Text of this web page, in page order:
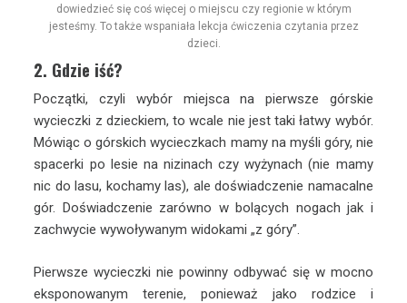
dowiedzieć się coś więcej o miejscu czy regionie w którym
jesteśmy. To także wspaniała lekcja ćwiczenia czytania przez
dzieci.
2. Gdzie iść?
Początki, czyli wybór miejsca na pierwsze górskie
wycieczki z dzieckiem, to wcale nie jest taki łatwy wybór.
Mówiąc o górskich wycieczkach mamy na myśli góry, nie
spacerki po lesie na nizinach czy wyżynach (nie mamy
nic do lasu, kochamy las), ale doświadczenie namacalne
gór. Doświadczenie zarówno w bolących nogach jak i
zachwycie wywoływanym widokami „z góry”.
Pierwsze wycieczki nie powinny odbywać się w mocno
eksponowanym terenie, ponieważ jako rodzice i